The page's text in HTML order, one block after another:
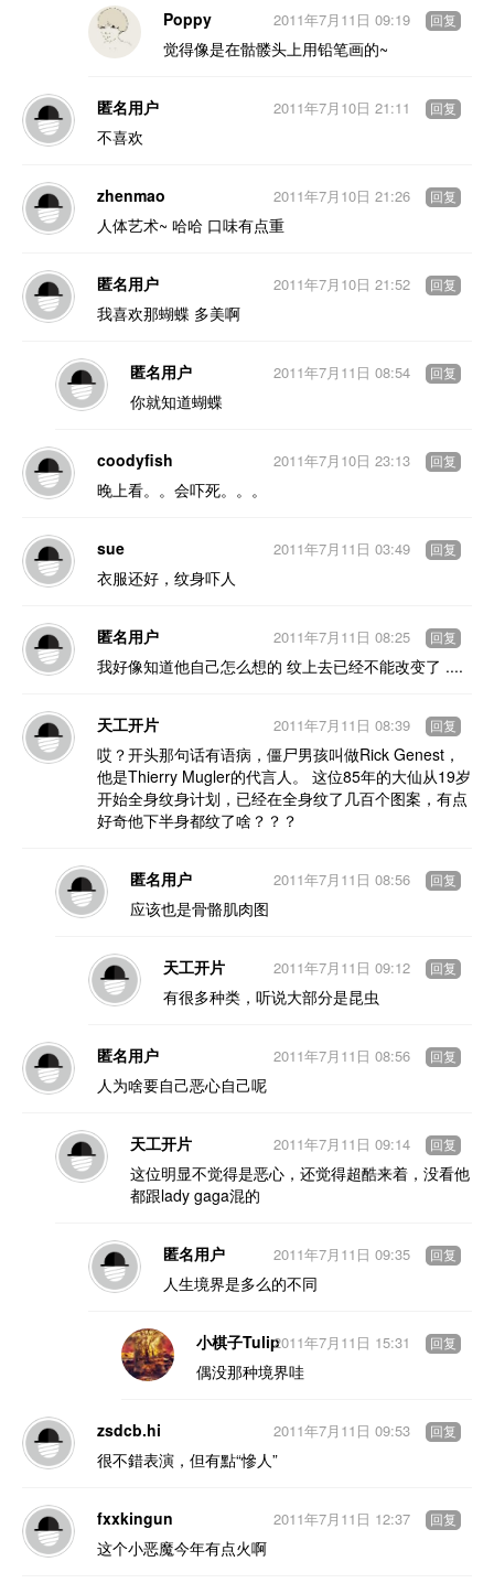
Poppy
觉得像是在骷髅头上用铅笔画的~
2011年7月11日 09:19 回复
匿名用户
不喜欢
2011年7月10日 21:11 回复
zhenmao
人体艺术~ 哈哈 口味有点重
2011年7月10日 21:26 回复
匿名用户
我喜欢那蝴蝶 多美啊
2011年7月10日 21:52 回复
匿名用户
你就知道蝴蝶
2011年7月11日 08:54 回复
coodyfish
晚上看。。会吓死。。。
2011年7月10日 23:13 回复
sue
衣服还好，纹身吓人
2011年7月11日 03:49 回复
匿名用户
我好像知道他自己怎么想的 纹上去已经不能改变了 ....
2011年7月11日 08:25 回复
天工开片
哎？开头那句话有语病，僵尸男孩叫做Rick Genest，
他是Thierry Mugler的代言人。 这位85年的大仙从19岁
开始全身纹身计划，已经在全身纹了几百个图案，有点
好奇他下半身都纹了啥？？？
2011年7月11日 08:39 回复
匿名用户
应该也是骨骼肌肉图
2011年7月11日 08:56 回复
天工开片
有很多种类，听说大部分是昆虫
2011年7月11日 09:12 回复
匿名用户
人为啥要自己恶心自己呢
2011年7月11日 08:56 回复
天工开片
这位明显不觉得是恶心，还觉得超酷来着，没看他
都跟lady gaga混的
2011年7月11日 09:14 回复
匿名用户
人生境界是多么的不同
2011年7月11日 09:35 回复
小棋子Tulip
偶没那种境界哇
2011年7月11日 15:31 回复
zsdcb.hi
很不錯表演，但有點“慘人”
2011年7月11日 09:53 回复
fxxkingun
这个小恶魔今年有点火啊
2011年7月11日 12:37 回复